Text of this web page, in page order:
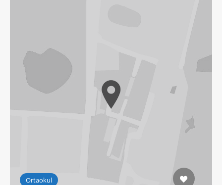
Ortaokul